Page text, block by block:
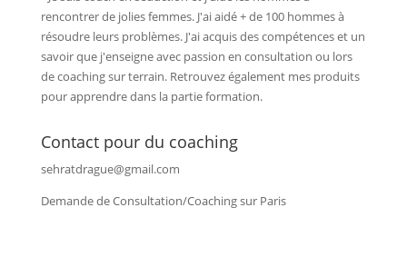
rencontrer de jolies femmes. J'ai aidé + de 100 hommes à
résoudre leurs problèmes. J'ai acquis des compétences et un
savoir que j'enseigne avec passion en consultation ou lors
de coaching sur terrain. Retrouvez également mes produits
pour apprendre dans la partie formation.
Contact pour du coaching
sehratdrague@gmail.com
Demande de Consultation/Coaching sur Paris